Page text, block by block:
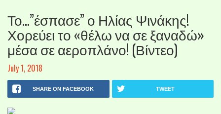
Το…”έσπασε” ο Ηλίας Ψινάκης!
Χορεύει το «θέλω να σε ξαναδώ»
μέσα σε αεροπλάνο! (Βίντεο)
July 1, 2018
SHARE ON FACEBOOK TWEET